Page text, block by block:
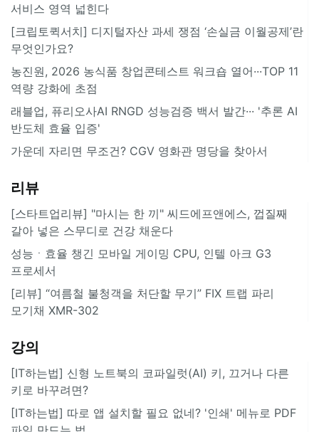
서비스 영역 넓힌다
[크립토퀵서치] 디지털자산 과세 쟁점 ‘손실금 이월공제’란
무엇인가요?
농진원, 2026 농식품 창업콘테스트 워크숍 열어···TOP 11
역량 강화에 초점
래블업, 퓨리오사AI RNGD 성능검증 백서 발간··· '추론 AI
반도체 효율 입증'
가운데 자리면 무조건? CGV 영화관 명당을 찾아서
리뷰
[스타트업리뷰] "마시는 한 끼" 씨드에프앤에스, 껍질째
갈아 넣은 스무디로 건강 채운다
성능ㆍ효율 챙긴 모바일 게이밍 CPU, 인텔 아크 G3
프로세서
[리뷰] “여름철 불청객을 처단할 무기” FIX 트랩 파리
모기채 XMR-302
강의
[IT하는법] 신형 노트북의 코파일럿(AI) 키, 끄거나 다른
키로 바꾸려면?
[IT하는법] 따로 앱 설치할 필요 없네? '인쇄' 메뉴로 PDF